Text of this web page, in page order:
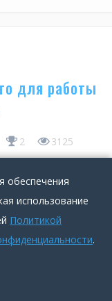
для работы
2 3125
бухгалтером по
только
здесь
конфликтов
что всё,
обеспечения
использование
Политикой
.